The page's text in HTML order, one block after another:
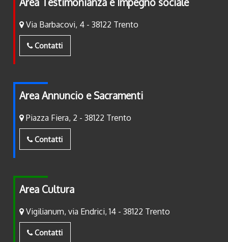
Via Barbacovi, 4 - 38122 Trento
Contatti
Area Annuncio e Sacramenti
Piazza Fiera, 2 - 38122 Trento
Contatti
Area Cultura
Vigilianum, via Endrici, 14 - 38122 Trento
Contatti